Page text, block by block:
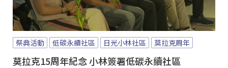
祭典活動 低碳永續社區 日光小林社區 莫拉克周年
莫拉克15周年紀念 小林簽署低碳永續社區